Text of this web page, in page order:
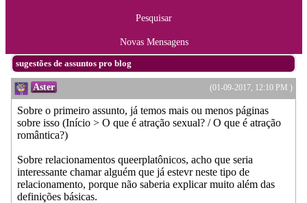
Pesquisar
Novas Mensagens
sugestões de assuntos pro blog
(01-09-2017, 12:10 PM )
Aster
Sobre o primeiro assunto, já temos mais ou menos páginas
sobre isso (Início > O que é atração sexual? / O que é atração
romântica?)
Sobre relacionamentos queerplatônicos, acho que seria
interessante chamar alguém que já estevr neste tipo de
relacionamento, porque não saberia explicar muito além das
definições básicas.